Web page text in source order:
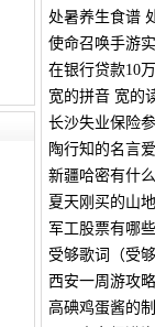
处暑养生食谱
使命召唤手游
在银行贷款10
宽的拼音 宽的
长沙失业保险
陶行知的名言
新疆哈密有什
夏天刚买的山
军工股票有哪
受够歌词（受
西安一周游攻略
高碘鸡蛋酱的